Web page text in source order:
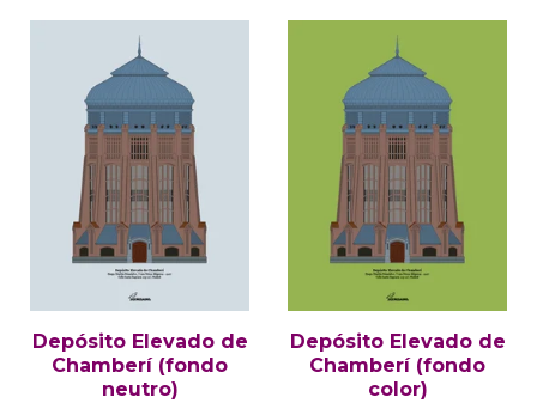
Depósito Elevado de
Chamberí (fondo
neutro)
Depósito Elevado de
Chamberí (fondo
color)